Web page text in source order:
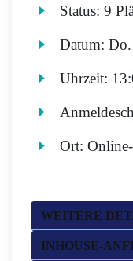
Status:9
Datum:Do.
Uhrzeit:
Ort:
WEITERE
INHOUSE-